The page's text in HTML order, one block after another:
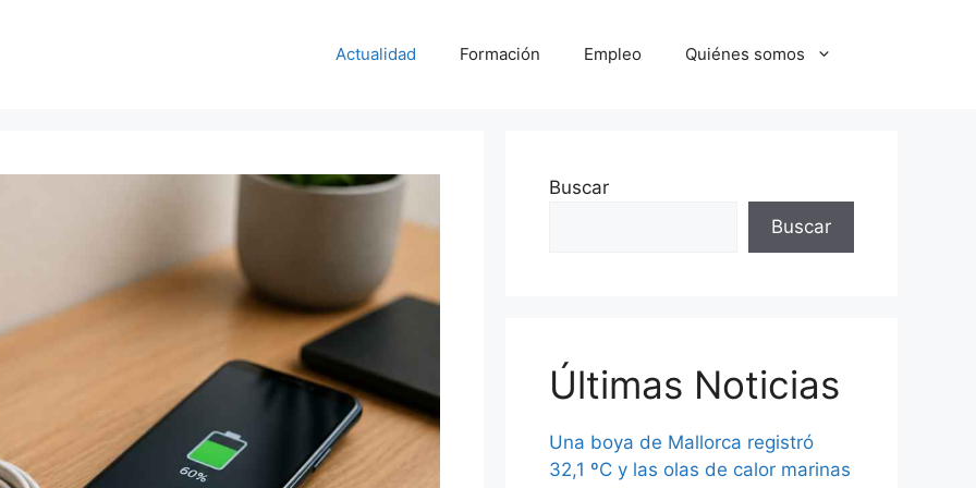
Actualidad Formación Empleo Quiénes somos
Buscar
Buscar
Últimas Noticias
Una boya de Mallorca registró
32,1 ºC y las olas de calor marinas